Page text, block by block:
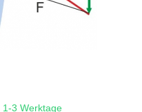
3 Werktage